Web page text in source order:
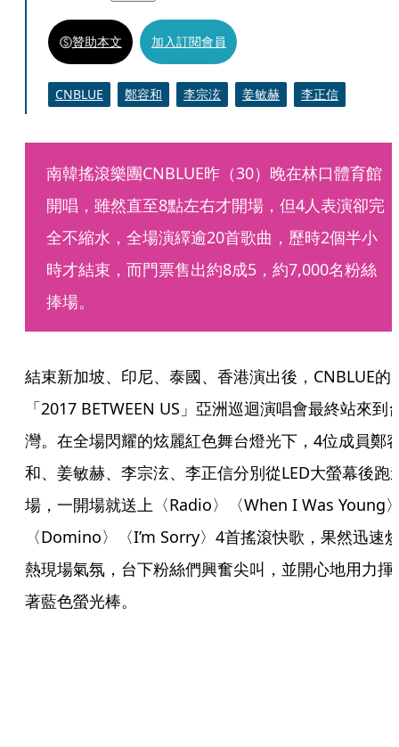
贊助本文 加入訂閱會員
CNBLUE 鄭容和 李宗泫 姜敏赫 李正信
南韓搖滾樂團CNBLUE昨（30）晚在林口體育館
開唱，雖然直至8點左右才開場，但4人表演卻完
全不縮水，全場演繹逾20首歌曲，歷時2個半小
時才結束，而門票售出約8成5，約7,000名粉絲
捧場。
結束新加坡、印尼、泰國、香港演出後，CNBLUE的
「2017 BETWEEN US」亞洲巡迴演唱會最終站來到
灣。在全場閃耀的炫麗紅色舞台燈光下，4位成員鄭
和、姜敏赫、李宗泫、李正信分別從LED大螢幕後跑
場，一開場就送上〈Radio〉〈When I Was Young
〈Domino〉〈I’m Sorry〉4首搖滾快歌，果然迅速
熱現場氣氛，台下粉絲們興奮尖叫，並開心地用力揮
著藍色螢光棒。